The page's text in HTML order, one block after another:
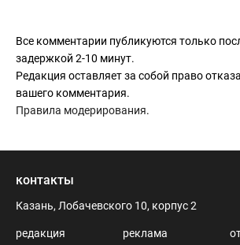
Все комментарии публикуются только
задержкой 2-10 минут.
Редакция оставляет за собой право
вашего комментария.
Правила модерирования.
контакты
Казань, Лобачевского 10, корпус 2
редакция
реклама